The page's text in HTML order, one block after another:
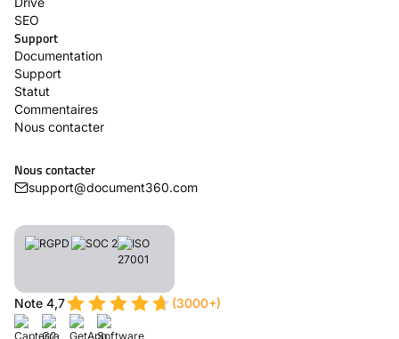
SEO
Support
Documentation
Support
Statut
Commentaires
Nous contacter
Nous contacter
support@document360.com
Note 4,7 (3000+)